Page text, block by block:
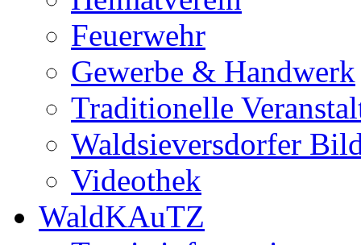
Feuerwehr
Gewerbe & Handwerk
Traditionelle
Waldsieversdorfer
Videothek
WaldKAuTZ